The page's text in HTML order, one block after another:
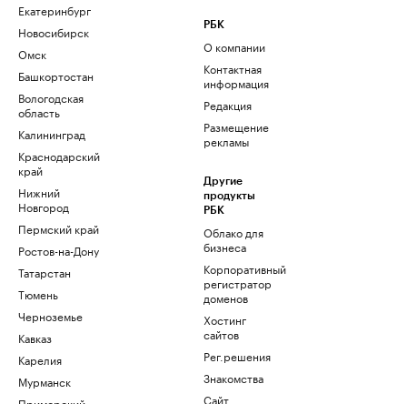
Екатеринбург
Новосибирск
Омск
Башкортостан
Вологодская
область
Калининград
Краснодарский
край
Нижний
Новгород
Пермский край
Ростов-на-Дону
Татарстан
Тюмень
Черноземье
Кавказ
Карелия
Мурманск
РБК
О компании
Контактная
информация
Редакция
Размещение
рекламы
Другие
продукты
РБК
Облако для
бизнеса
Корпоративный
регистратор
доменов
Хостинг
сайтов
Рег.решения
Знакомства
Сайт